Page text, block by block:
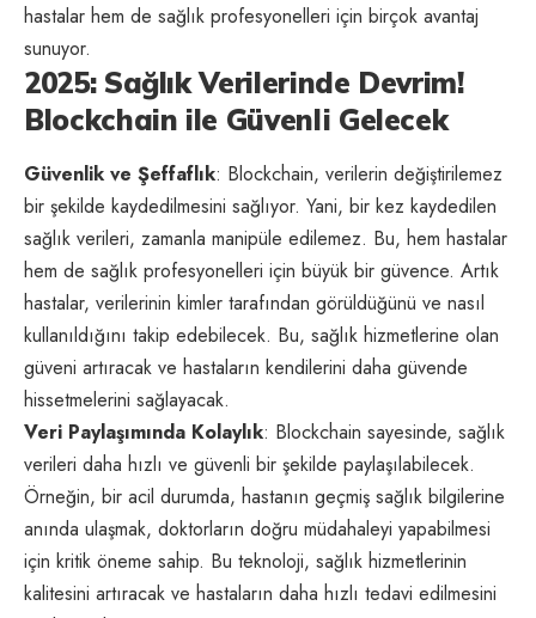
hastalar hem de sağlık profesyonelleri için birçok avantaj
sunuyor.
2025: Sağlık Verilerinde Devrim!
Blockchain ile Güvenli Gelecek
Güvenlik ve Şeffaflık: Blockchain, verilerin değiştirilemez
bir şekilde kaydedilmesini sağlıyor. Yani, bir kez kaydedilen
sağlık verileri, zamanla manipüle edilemez. Bu, hem hastalar
hem de sağlık profesyonelleri için büyük bir güvence. Artık
hastalar, verilerinin kimler tarafından görüldüğünü ve nasıl
kullanıldığını takip edebilecek. Bu, sağlık hizmetlerine olan
güveni artıracak ve hastaların kendilerini daha güvende
hissetmelerini sağlayacak.
Veri Paylaşımında Kolaylık: Blockchain sayesinde, sağlık
verileri daha hızlı ve güvenli bir şekilde paylaşılabilecek.
Örneğin, bir acil durumda, hastanın geçmiş sağlık bilgilerine
anında ulaşmak, doktorların doğru müdahaleyi yapabilmesi
için kritik öneme sahip. Bu teknoloji, sağlık hizmetlerinin
kalitesini artıracak ve hastaların daha hızlı tedavi edilmesini